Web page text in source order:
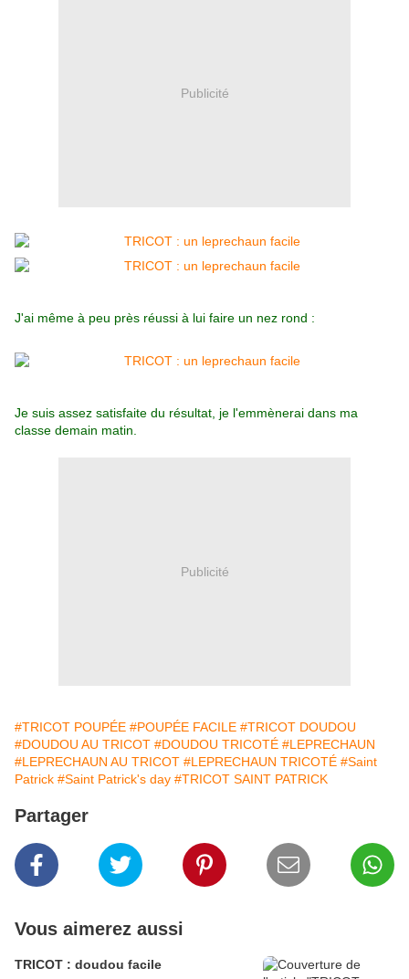
Publicité
J'ai même à peu près réussi à lui faire un nez rond :
Je suis assez satisfaite du résultat, je l'emmènerai dans ma
classe demain matin.
Publicité
#TRICOT POUPÉE #POUPÉE FACILE #TRICOT DOUDOU
#DOUDOU AU TRICOT #DOUDOU TRICOTÉ #LEPRECHAUN
#LEPRECHAUN AU TRICOT #LEPRECHAUN TRICOTÉ #Saint
Patrick #Saint Patrick's day #TRICOT SAINT PATRICK
Partager
Vous aimerez aussi
TRICOT : doudou facile